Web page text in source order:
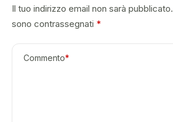
Il tuo indirizzo email non sarà pubblicato.
sono contrassegnati *
Commento*